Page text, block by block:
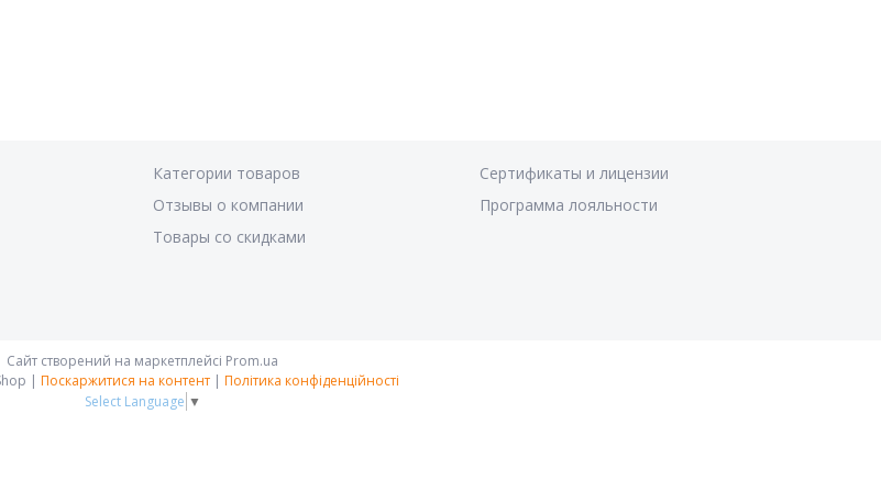
Категории товаров
Отзывы о компании
Товары со скидками
Сертификаты и лицензии
Программа лояльности
Сайт створений на маркетплейсі Prom.ua
Intim Boutiqe 777Shop | Поскаржитися на контент | Політика конфіденційності
Select Language ▼